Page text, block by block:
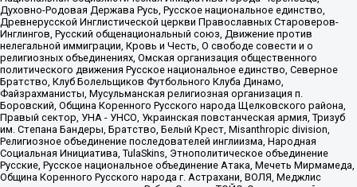
Духовно-Родовая Держава Русь, Русское национальное единство,
Древнерусской Инглистической церкви Православных Староверов-
Инглингов, Русский общенациональный союз, Движение против
нелегальной иммиграции, Кровь и Честь, О свободе совести и о
религиозных объединениях, Омская организация общественного
политического движения Русское национальное единство, Северное
Братство, Клуб Болельщиков Футбольного Клуба Динамо,
Файзрахманисты, Мусульманская религиозная организация п.
Боровский, Община Коренного Русского народа Щелковского района,
Правый сектор, УНА - УНСО, Украинская повстанческая армия, Тризуб
им. Степана Бандеры, Братство, Белый Крест, Misanthropic division,
Религиозное объединение последователей инглиизма, Народная
Социальная Инициатива, TulaSkins, Этнополитическое объединение
Русские, Русское национальное объединение Атака, Мечеть Мирмамеда,
Община Коренного Русского народа г. Астрахани, ВОЛЯ, Меджлис